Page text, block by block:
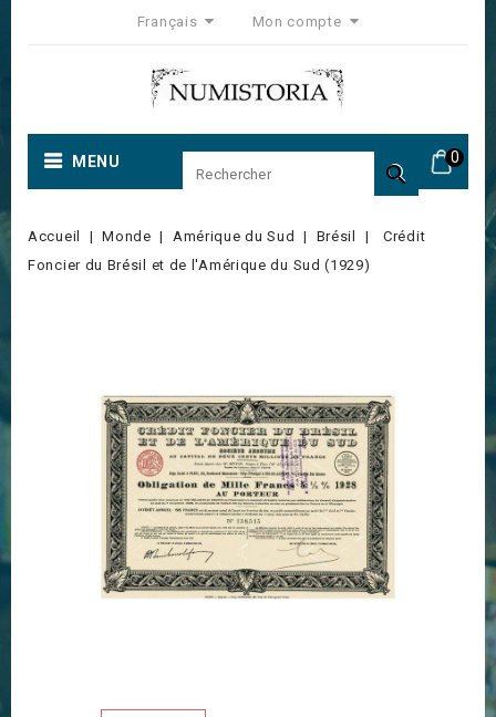
Français Mon compte
0
MENU 
Accueil Monde Amérique du Sud Brésil
Crédit
Foncier du Brésil et de l'Amérique du Sud (1929)